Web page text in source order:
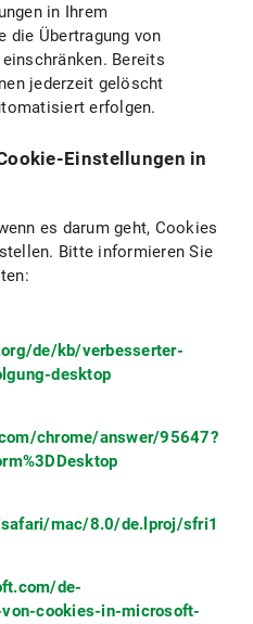
in Ihrem
die Übertragung von
Bereits
jederzeit gelöscht
erfolgen.
Einstellungen in
es darum geht, Cookies
Bitte informieren Sie
de/kb/verbesserter-
desktop
chrome/answer/95647?
mac/8.0/de.lproj/
de-
cookies-in-microsoft-